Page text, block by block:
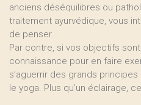
anciens déséquilibres ou
traitement ayurvédique, vous
de penser.
Par contre, si vos objectifs
connaissance pour en faire
s’aguerrir des grands
le yoga. Plus qu’un éclairage,